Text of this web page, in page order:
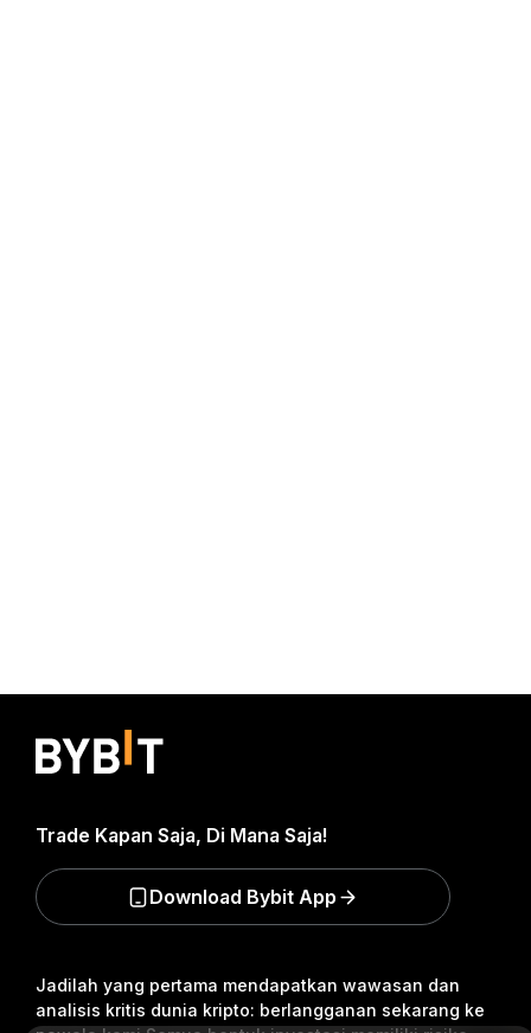
Jadilah yang pertama mendapatkan wawasan dan
analisis kritis dunia kripto: berlangganan sekarang ke
Trade Kapan Saja, Di Mana Saja!
Download Bybit App